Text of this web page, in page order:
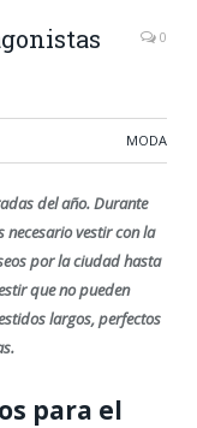
0
MODA
del año. Durante
necesario vestir con la
por la ciudad hasta
que no pueden
largos, perfectos
para el